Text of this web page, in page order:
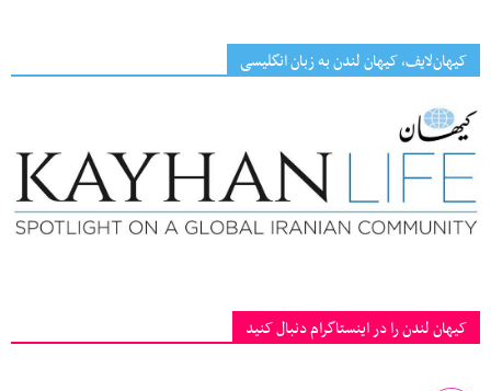
کیهان‌لایف، کیهان لندن به زبان انگلیسی
کیهان لندن را در اینستاگرام دنبال کنید